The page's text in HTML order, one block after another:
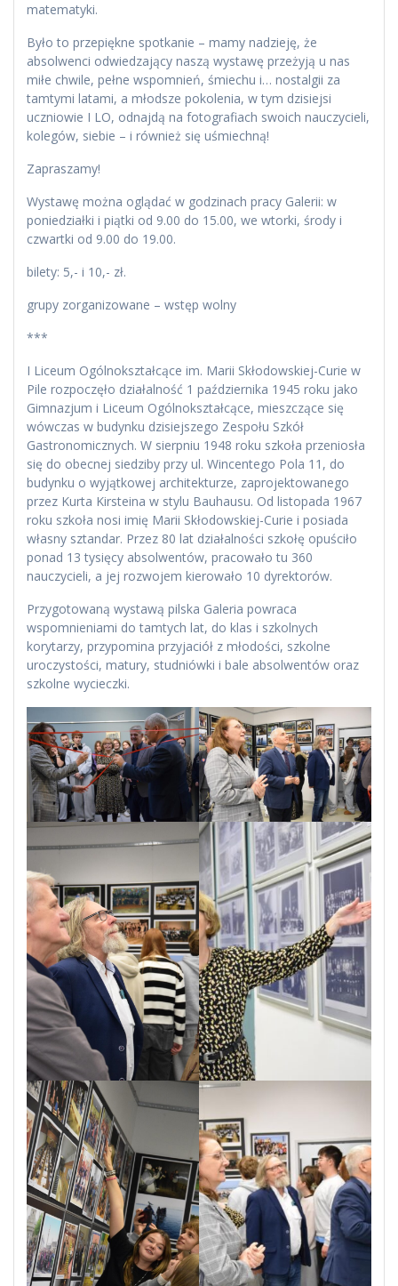
matematyki.
Było to przepiękne spotkanie – mamy nadzieję, że
absolwenci odwiedzający naszą wystawę przeżyją u nas
miłe chwile, pełne wspomnień, śmiechu i… nostalgii za
tamtymi latami, a młodsze pokolenia, w tym dzisiejsi
uczniowie I LO, odnajdą na fotografiach swoich nauczycieli,
kolegów, siebie – i również się uśmiechną!
Zapraszamy!
Wystawę można oglądać w godzinach pracy Galerii: w
poniedziałki i piątki od 9.00 do 15.00, we wtorki, środy i
czwartki od 9.00 do 19.00.
bilety: 5,- i 10,- zł.
grupy zorganizowane – wstęp wolny
***
I Liceum Ogólnokształcące im. Marii Skłodowskiej-Curie w
Pile rozpoczęło działalność 1 października 1945 roku jako
Gimnazjum i Liceum Ogólnokształcące, mieszczące się
wówczas w budynku dzisiejszego Zespołu Szkół
Gastronomicznych. W sierpniu 1948 roku szkoła przeniosła
się do obecnej siedziby przy ul. Wincentego Pola 11, do
budynku o wyjątkowej architekturze, zaprojektowanego
przez Kurta Kirsteina w stylu Bauhausu. Od listopada 1967
roku szkoła nosi imię Marii Skłodowskiej-Curie i posiada
własny sztandar. Przez 80 lat działalności szkołę opuściło
ponad 13 tysięcy absolwentów, pracowało tu 360
nauczycieli, a jej rozwojem kierowało 10 dyrektorów.
Przygotowaną wystawą pilska Galeria powraca
wspomnieniami do tamtych lat, do klas i szkolnych
korytarzy, przypomina przyjaciół z młodości, szkolne
uroczystości, matury, studniówki i bale absolwentów oraz
szkolne wycieczki.